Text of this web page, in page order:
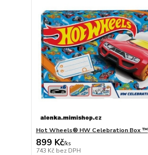
Hot Wheels® HW Celebration Box ™
899 Kč/ks
743 Kč bez DPH